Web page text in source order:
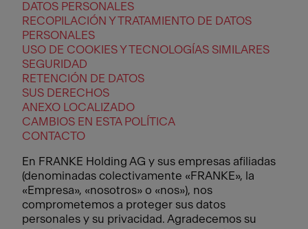
DATOS PERSONALES
RECOPILACIÓN Y TRATAMIENTO DE DATOS
PERSONALES
USO DE COOKIES Y TECNOLOGÍAS SIMILARES
SEGURIDAD
RETENCIÓN DE DATOS
SUS DERECHOS
ANEXO LOCALIZADO
CAMBIOS EN ESTA POLÍTICA
CONTACTO
En FRANKE Holding AG y sus empresas afiliadas
(denominadas colectivamente «FRANKE», la
«Empresa», «nosotros» o «nos»), nos
comprometemos a proteger sus datos
personales y su privacidad. Agradecemos su